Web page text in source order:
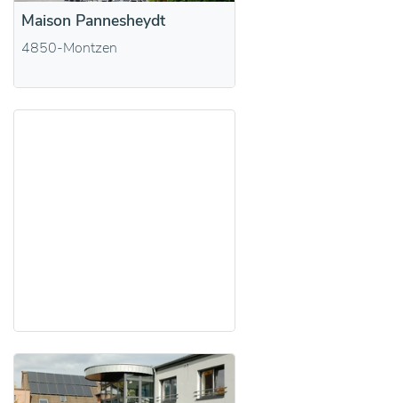
Maison Pannesheydt
4850-Montzen